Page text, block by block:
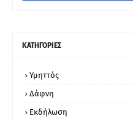
ΚΑΤΗΓΟΡΙΕΣ
Υμηττός
Δάφνη
Εκδήλωση